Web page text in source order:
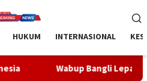
HUKUM INTERNASIONAL
Wabup Bangli Lepas Jalan Santai,